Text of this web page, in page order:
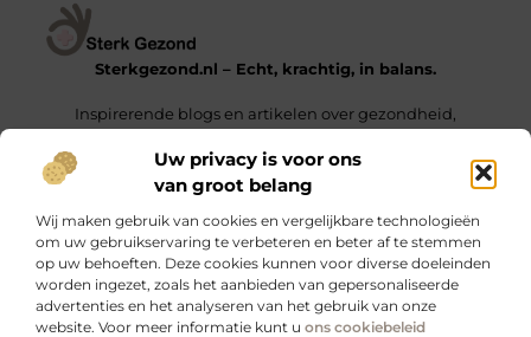
Uw privacy is voor ons
van groot belang
Wij maken gebruik van cookies en vergelijkbare technologieën
om uw gebruikservaring te verbeteren en beter af te stemmen
op uw behoeften. Deze cookies kunnen voor diverse doeleinden
worden ingezet, zoals het aanbieden van gepersonaliseerde
advertenties en het analyseren van het gebruik van onze
website. Voor meer informatie kunt u ons cookiebeleid
Sterkgezond.nl – Echt, krachtig, in balans.
Inspirerende blogs en artikelen over gezondheid,
Onze informatie
Bericht categorie